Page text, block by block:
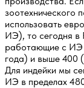
зоотехнического
использовать
ИЭ), то сегодня в
работающие с ИЭ
года) и выше 400
Для индейки мы
ИЭ в пределах